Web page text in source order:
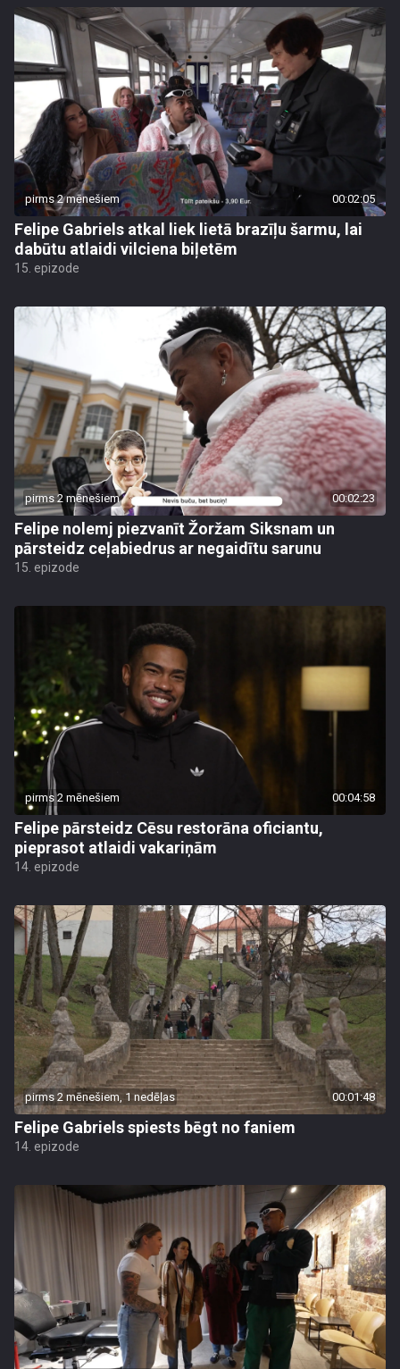
pirms 2 mēnešiem 00:02:05
Felipe Gabriels atkal liek lietā brazīļu šarmu, lai
dabūtu atlaidi vilciena biļetēm
15. epizode
pirms 2 mēnešiem 00:02:23
Felipe nolemj piezvanīt Žoržam Siksnam un
pārsteidz ceļabiedrus ar negaidītu sarunu
15. epizode
pirms 2 mēnešiem 00:04:58
Felipe pārsteidz Cēsu restorāna oficiantu,
pieprasot atlaidi vakariņām
14. epizode
pirms 2 mēnešiem, 1 nedēļas 00:01:48
Felipe Gabriels spiests bēgt no faniem
14. epizode